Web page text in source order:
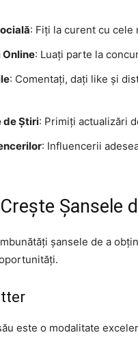
: Fiți la curent cu
: Luați parte la
: Comentați, dați like și
de Știri: Primiți actualizări
: Influencerii
Șansele
șansele de a
este o modalitate